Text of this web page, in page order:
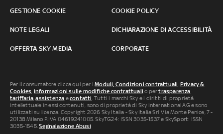
GESTIONE COOKIE COOKIE POLICY
NOTE LEGALI DICHIARAZIONE DI ACCESSIBILITÀ
OFFERTA SKY MEDIA CORPORATE
Per il consumatore clicca qui per iModuli, Condizioni contrattuali, Privacy &
Cookies, informazioni sulle modifiche contrattuali o pertrasparenza
tariffaria,assistenza econtatti. Tutti i marchi Sky e i diritti di proprietà
intellettuale in essi contenuti, sono di proprietà di Sky international AG e sono
utilizzati su licenza. Copyright 2026 Sky Italia - Sky Italia Srl Via Monte Penice, 7 -
20138 Milano P.IVA 04619241005. SkyTG24: ISSN 3035-1537 e SkySport: ISSN
3035-1545.Segnalazione Abusi